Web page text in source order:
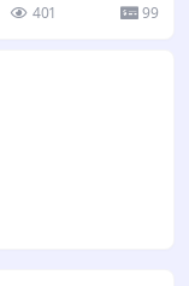
401 99